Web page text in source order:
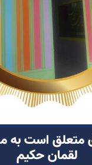
متعلق است به
لقمان حکیم